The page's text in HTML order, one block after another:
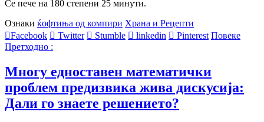
Се пече на 180 степени 25 минути.
Ознаки ќофтиња од компири Храна и Рецепти
Facebook
Twitter Stumble linkedin Pinterest Повеке
Претходно :
Многу едноставен математички
проблем предизвика жива дискусија:
Дали го знаете решението?